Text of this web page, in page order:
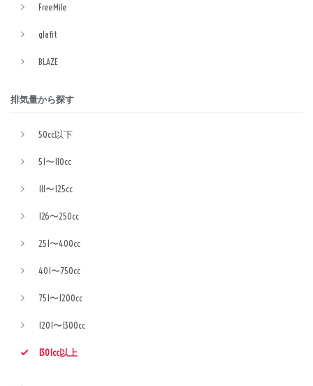
FreeMile
glafit
BLAZE
排気量から探す
50cc以下
51〜110cc
111〜125cc
126〜250cc
251〜400cc
401〜750cc
751〜1200cc
1201〜1300cc
1301cc以上